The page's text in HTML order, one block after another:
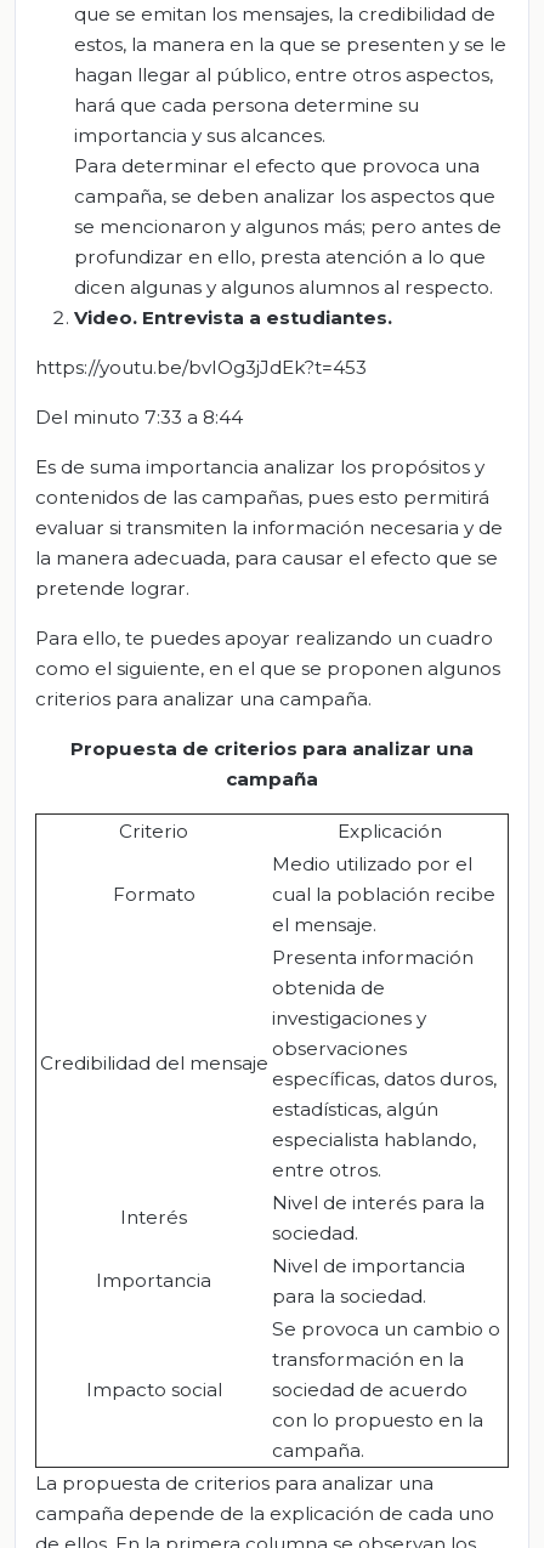
que se emitan los mensajes, la credibilidad de
estos, la manera en la que se presenten y se le
hagan llegar al público, entre otros aspectos,
hará que cada persona determine su
importancia y sus alcances.
Para determinar el efecto que provoca una
campaña, se deben analizar los aspectos que
se mencionaron y algunos más; pero antes de
profundizar en ello, presta atención a lo que
dicen algunas y algunos alumnos al respecto.
Video. Entrevista a estudiantes.
https://youtu.be/bvIOg3jJdEk?t=453
Del minuto 7:33 a 8:44
Es de suma importancia analizar los propósitos y
contenidos de las campañas, pues esto permitirá
evaluar si transmiten la información necesaria y de
la manera adecuada, para causar el efecto que se
pretende lograr.
Para ello, te puedes apoyar realizando un cuadro
como el siguiente, en el que se proponen algunos
criterios para analizar una campaña.
Propuesta de criterios para analizar una
campaña
Criterio Explicación
Formato
Medio utilizado por el
cual la población recibe
el mensaje.
Credibilidad del mensaje
Presenta información
obtenida de
investigaciones y
observaciones
específicas, datos duros,
estadísticas, algún
especialista hablando,
entre otros.
Interés
Nivel de interés para la
sociedad.
Importancia
Nivel de importancia
para la sociedad.
Impacto social
Se provoca un cambio o
transformación en la
sociedad de acuerdo
con lo propuesto en la
campaña.
La propuesta de criterios para analizar una
campaña depende de la explicación de cada uno